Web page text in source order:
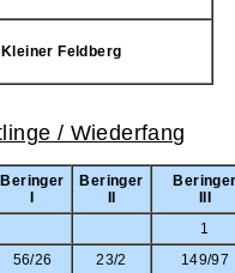
Kleiner Feldberg
/ Wiederfang
Beringer
Beringer
1
56/26 23/2
149/97